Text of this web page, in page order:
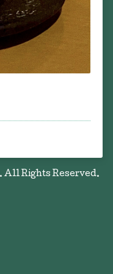
. All Rights Reserved.